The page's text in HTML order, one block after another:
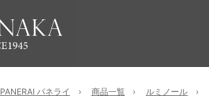
PANERAI パネライ 商品一覧 ルミノール